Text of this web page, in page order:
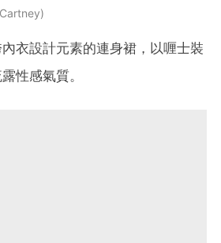
衣設計元素的連身裙，以喱士裝
性感氣質。